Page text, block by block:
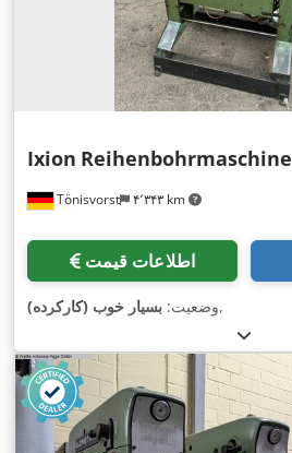
Tönisvorst ۴٬۳۴۳ km
Ixion Reihenbohrmaschine
اطلاعات قیمت
وضعیت: بسیار خوب (کارکرده) ,